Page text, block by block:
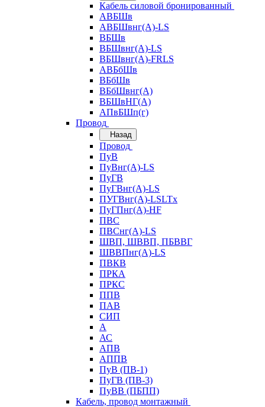
Кабель силовой бронированный
АВБШв
АВБШвнг(А)-LS
ВБШв
ВБШвнг(А)-LS
ВБШвнг(А)-FRLS
АВБбШв
ВБбШв
ВБбШвнг(А)
ВБШвНГ(А)
АПвБШп(г)
Провод
Назад
Провод
ПуВ
ПуВнг(А)-LS
ПуГВ
ПуГВнг(А)-LS
ПУГВнг(А)-LSLTx
ПуГПнг(А)-HF
ПВС
ПВСнг(А)-LS
ШВП, ШВВП, ПБВВГ
ШВВПнг(А)-LS
ПВКВ
ПРКА
ПРКС
ППВ
ПАВ
СИП
А
АС
АПВ
АППВ
ПуВ (ПВ-1)
ПуГВ (ПВ-3)
ПуВВ (ПБПП)
Кабель, провод монтажный